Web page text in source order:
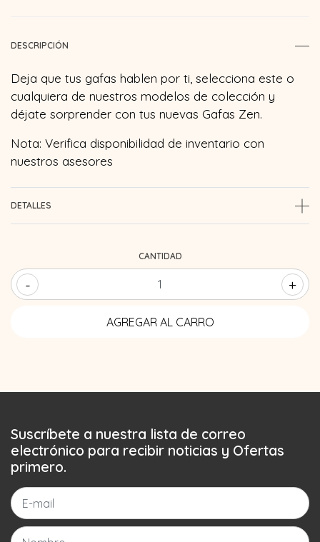
DESCRIPCIÓN
Deja que tus gafas hablen por ti, selecciona este o
cualquiera de nuestros modelos de colección y
déjate sorprender con tus nuevas Gafas Zen.
Nota: Verifica disponibilidad de inventario con
nuestros asesores
DETALLES
CANTIDAD
- +
Suscríbete a nuestra lista de correo
electrónico para recibir noticias y Ofertas
primero.